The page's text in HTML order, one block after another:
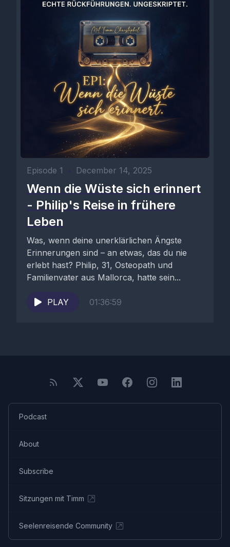
Episode 1 December 14, 2025
Wenn die Wüste sich erinnert
- Philip's Reise in frühere
Leben
Was, wenn deine unerklärlichen Ängste
Erinnerungen sind – an etwas, das du nie
erlebt hast? Philip, 31, Osteopath und
Familienvater aus Mallorca, hatte sein...
PLAY 01:36:59
Podcast
About
Subscribe
Sitzungen mit Timm
Seelenreisende Community